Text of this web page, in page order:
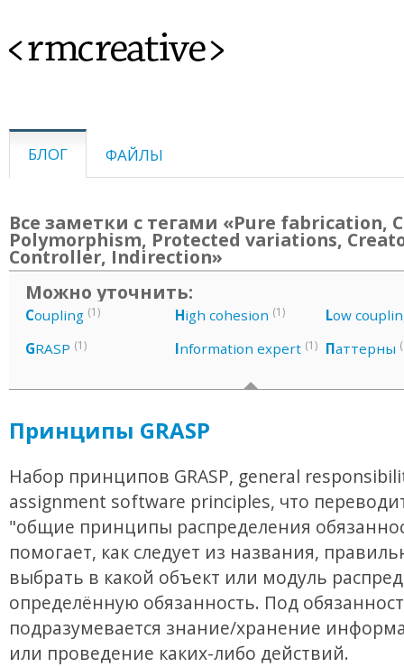
<rmcreative>
БЛОГ ФАЙЛЫ
Все заметки с тегами «Pure fabrication,
Polymorphism, Protected variations,
Controller, Indirection»
Можно уточнить:
Coupling (1)
GRASP (1)
High cohesion (1)
Information expert (1)
Low
Паттерны
Принципы GRASP
Набор принципов GRASP, general
assignment software principles, что
"общие принципы распределения
помогает, как следует из названия,
выбрать в какой объект или модуль
определённую обязанность. Под
подразумевается знание/хранение
или проведение каких-либо действий.